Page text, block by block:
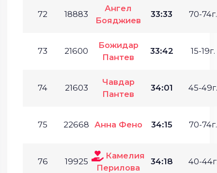
72 18883
Ангел
Бояджиев
33:33 70-74г.
73 21600
Божидар
Пантев
33:42 15-19г.
74 21603
Чавдар
Пантев
34:01 45-49г.
75 22668 Анна Фено 34:15 70-74г.
76 19925
Камелия
Перилова
34:18 40-